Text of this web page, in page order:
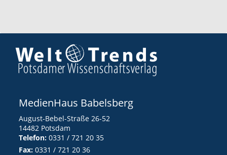
MedienHaus Babelsberg
August-Bebel-Straße 26-52
14482 Potsdam
Telefon: 0331 / 721 20 35
Fax: 0331 / 721 20 36